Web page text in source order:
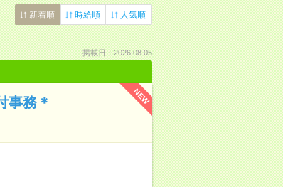
新着順 時給順 人気順
掲載日：2026.08.05
NEW
事務＊